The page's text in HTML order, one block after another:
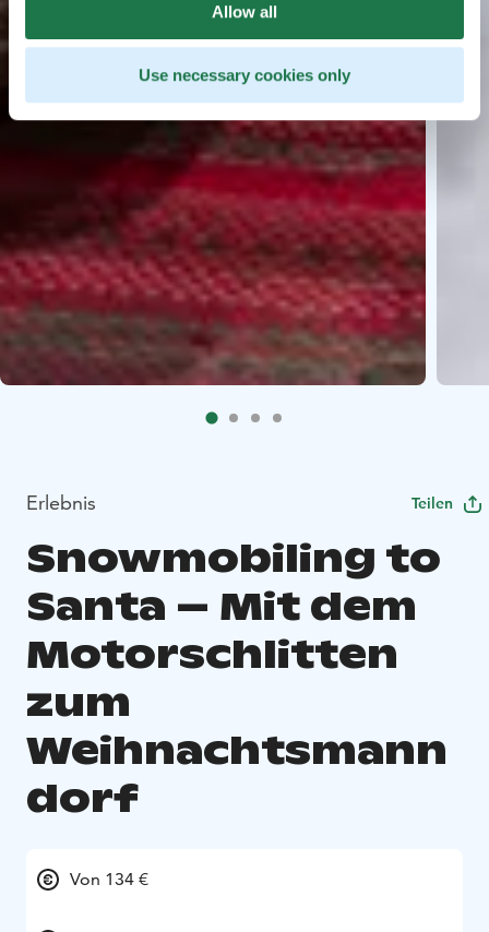
Allow all
Use necessary cookies only
Erlebnis Teilen
Snowmobiling to
Santa – Mit dem
Motorschlitten
zum
Weihnachtsmann
dorf
Von 134 €